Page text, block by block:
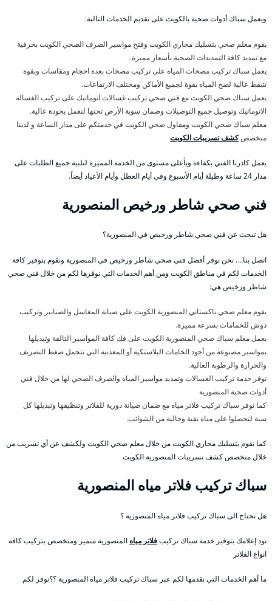
ويعمل سباك أدوات صحية بالكويت على تقديم الخدمات التالية:
يقوم معلم صحي بتسليك مجاري الكويت وفتح مواسير الصرف الصحي الكويت بحرفية
مع تمديد كافة التمديدات الصحية بأسعار مميزة.
يعمل سباك تركيب مضخات المياه على تركيب مضخات بعدة احجام ومقاسات وبقوة
شفط عالية لضخ المياه بقوة لجميع الأماكن ومختلف الارتفاعات.
يعمل سباك صحي الكويت مع فني صحي تركيب غسالات اتوماتيك على تركيب الغسالة
الاتوماتيك وتوصيل جميع التوصيلات وضمان سوية الأرض تحتها لتعمل بجودة عالية.
معلم سباك صحي الكويت ومقاول صحي الكويت في خدمتكم على مدار الساعة و لدينا
متخصصكشف تسريبات الكويت
يعمل كادرنا الفني بكفاءة وبأعلى مستوى من الخدمة المميزة لتلبية جميع الطلبات على
مدار 24 ساعة وطيلة أيام الأسبوع وفي أيام العطل وأيام الأعياد أيضاً.
فني صحي شاطر ورخيص المنصورية
هل تبحث عن فني صحي شاطر ورخيص في المنصورية؟
اتصل بنا…. نحن نوفر أفضل فني صحي شاطر ورخيص في المنصورية ونقوم بتوفير كافة
الخدمات لكم في مناطق الكويت ومن أهم الخدمات التي نوفرها لكم من خلال فني صحي
شاطر ورخيص هي:
يقوم معلم صحي باكستاني المنصورية الكويت على صيانة المغاسل والصنابير وتركيب
دوش للحمامات بسرعة مميزة.
يعمل معلم سباك صحي المنصورية الكويت على فك كافة المواسير التالفة وتبديلها
بمواسير مصنوعة من أجود الخامات البلاستكية أو المعدنية التي تتحمل ضغط التصريف
والحرارة والرطوبة العالية.
نوفر خدمة تركيب الغسالات وتمديد مواسير المياه والصرف الصحي لها من خلال فني
أدوات صحية المنصورية
كما نوفر سباك تركيب فلاتر مياه مع ضمان صيانة دورية للفلاتر وتنظيفها وتبديلها كل
سنة لتحصلوا على مياه نقية وخالية من الشوائب.
كما نقوم بتسليك مجاري الكويت من خلال معلم صحي الكويت ولكشف عن أي تسريب من
خلال متخصص كشف تسريبات المنصورية الكويت
سباك تركيب فلاتر مياه المنصورية
هل تحتاج الى سباك تركيب فلاتر مياه المنصورية ؟
نود إعلامك بتوفير خدمة سباك تركيبفلاتر مياهالمنصورية متميز ومتخصص بتركيب كافة
انواع الفلاتر
ما أهم الخدمات التي نقدمها لكم عبر سباك تركيب فلاتر مياه المنصورية ؟؟نوفر لكم